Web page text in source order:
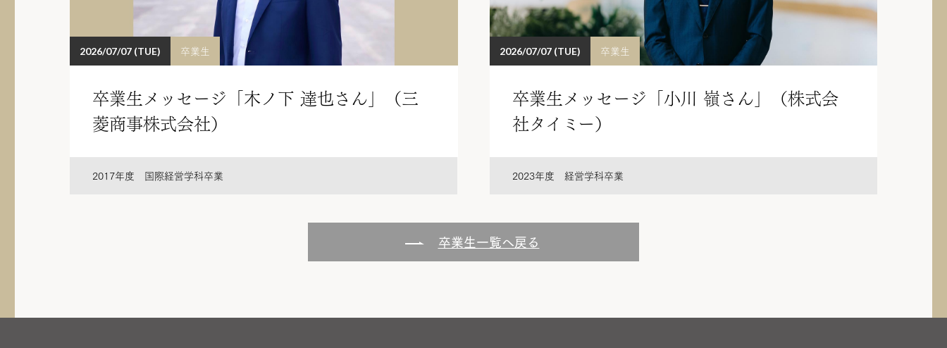
2026/07/07 (TUE) 卒業生
卒業生メッセージ「木ノ下 達也さん」（三
菱商事株式会社）
2017年度 国際経営学科卒業
2026/07/07 (TUE) 卒業生
卒業生メッセージ「小川 嶺さん」（株式会
社タイミー）
2023年度 経営学科卒業
卒業生一覧へ戻る